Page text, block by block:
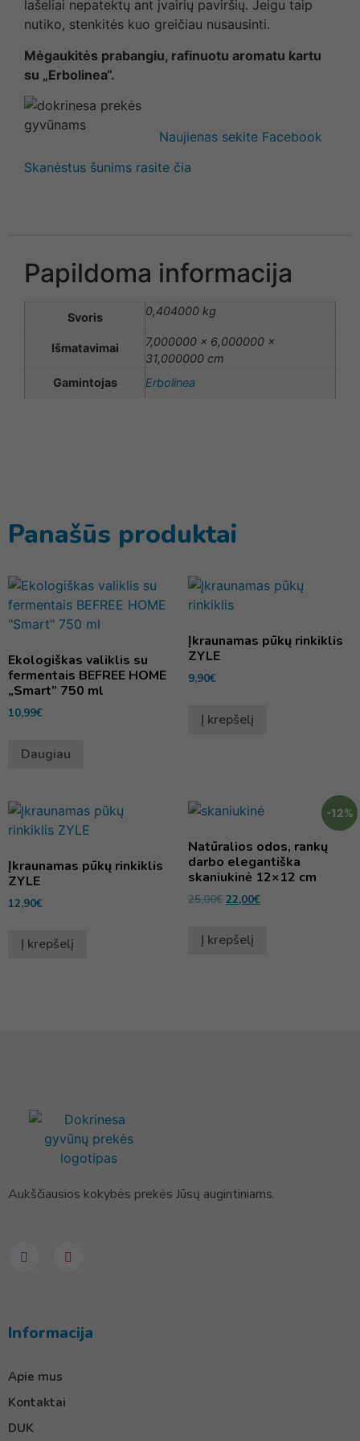
lašeliai nepatektų ant įvairių paviršių. Jeigu taip
nutiko, stenkitės kuo greičiau nusausinti.
Mėgaukitės prabangiu, rafinuotu aromatu kartu
su „Erbolinea“.
Naujienas sekite Facebook
Skanėstus šunims rasite čia
Papildoma informacija
Svoris 0,404000 kg
Išmatavimai
7,000000 × 6,000000 ×
31,000000 cm
Gamintojas
Erbolinea
Panašūs produktai
Ekologiškas valiklis su
fermentais BEFREE HOME
„Smart” 750 ml
10,99€
Daugiau
Įkraunamas pūkų rinkiklis
ZYLE
9,90€
Į krepšelį
Įkraunamas pūkų rinkiklis
ZYLE
12,90€
Į krepšelį
-12%
Natūralios odos, rankų
darbo elegantiška
skaniukinė 12×12 cm
25,00€ 22,00€
Į krepšelį
Aukščiausios kokybės prekės Jūsų augintiniams.
Informacija
Apie mus
Kontaktai
DUK